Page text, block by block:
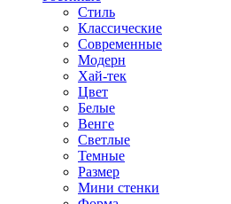
Стиль
Классические
Современные
Модерн
Хай-тек
Цвет
Белые
Венге
Светлые
Темные
Размер
Мини стенки